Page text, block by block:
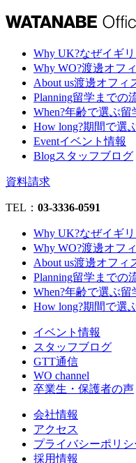
Why UK?なぜイギ
Why WO?渡邊オフ
About us渡邊オフィ
Planning留学までの
When?年齢で選ぶ留
How long?期間で選
Eventイベント情報
Blogスタッフブログ
資料請求
TEL： 03-3336-0591
Why UK?なぜイギ
Why WO?渡邊オフ
About us渡邊オフィ
Planning留学までの
When?年齢で選ぶ留
How long?期間で選
イベント情報
スタッフブログ
GTT通信
WO channel
卒業生・保護者の声
会社情報
アクセス
プライバシーポリシ
採用情報